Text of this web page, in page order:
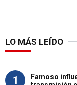
LO MÁS LEÍDO
1
Famoso